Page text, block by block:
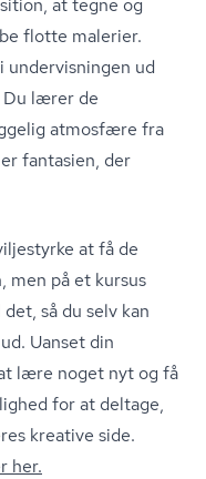
at tegne og
flotte malerier.
undervisningen ud
Du lærer de
atmosfære fra
fantasien, der
at få de
men på et kursus
så du selv kan
Uanset din
lære noget nyt og få
for at deltage,
kreative side.
her.